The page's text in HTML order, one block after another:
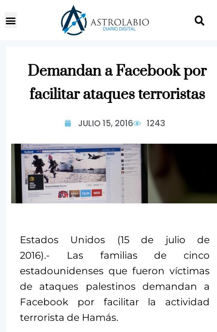
Demandan a Facebook por
facilitar ataques terroristas
JULIO 15, 2016 1243
Estados Unidos (15 de julio de
2016).- Las familias de cinco
estadounidenses que fueron víctimas
de ataques palestinos demandan a
Facebook por facilitar la actividad
terrorista de Hamás.